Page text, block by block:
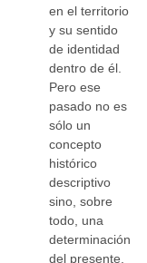
en el territorio
y su sentido
de identidad
dentro de él.
Pero ese
pasado no es
sólo un
concepto
histórico
descriptivo
sino, sobre
todo, una
determinación
del presente.